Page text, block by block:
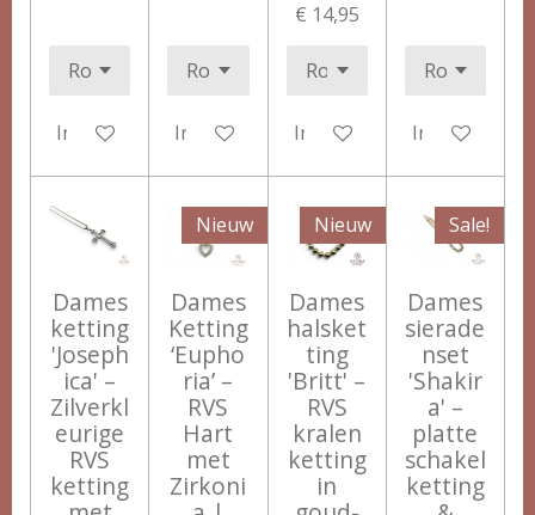
In winkelwagenIn winkelwagen
€ 14,95
In winkelwagenIn
Dames
ketting
'Joseph
ica' –
Zilverkl
eurige
RVS
ketting
Nieuw
Dames
Ketting
‘Eupho
ria’ –
RVS
Hart
met
Zirkoni
Nieuw
Dames
halsket
ting
'Britt' –
RVS
kralen
ketting
in
Sale!
Dames
sierade
nset
'Shakir
a' –
platte
schakel
ketting